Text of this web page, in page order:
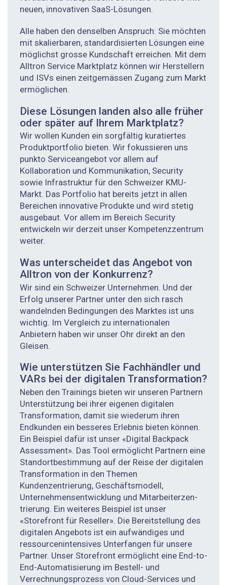
neuen, innovativen SaaS-Lösungen.
Alle haben den denselben Anspruch: Sie möchten
mit skalierbaren, standardisierten Lösungen eine
möglichst grosse Kundschaft erreichen. Mit dem
Alltron Service Marktplatz können wir Herstellern
und ISVs einen zeitgemässen Zugang zum Markt
ermöglichen.
Diese Lösungen landen also alle früher
oder später auf Ihrem Marktplatz?
Wir wollen Kunden ein sorgfältig kuratiertes
Produktportfolio bieten. Wir fokussieren uns
punkto Service­angebot vor allem auf
Kollaboration und Kommunikation, Security
sowie Infrastruktur für den Schweizer KMU-
Markt. Das Portfolio hat bereits jetzt in allen
Bereichen innovative Produkte und wird stetig
ausgebaut. Vor allem im Bereich Security
entwickeln wir derzeit unser Kompetenzzentrum
weiter.
Was unterscheidet das Angebot von
Alltron von der Konkurrenz?
Wir sind ein Schweizer Unternehmen. Und der
Erfolg unserer Partner unter den sich rasch
wandelnden Bedingungen des Marktes ist uns
wichtig. Im Vergleich zu internationalen
Anbietern haben wir unser Ohr direkt an den
Gleisen.
Wie unterstützen Sie Fachhändler und
VARs bei der digitalen Transformation?
Neben den Trainings bieten wir unseren Partnern
Unterstützung bei ihrer eigenen digitalen
Transformation, damit sie wiederum ihren
Endkunden ein besseres Erlebnis bieten können.
Ein Beispiel dafür ist unser «Digital Backpack
Assessment». Das Tool ermöglicht Partnern eine
Standortbestimmung auf der Reise der digitalen
Transformation in den Themen
Kundenzentrierung, Geschäftsmodell,
Unternehmensentwicklung und Mitarbeiterzen­
trierung. Ein weiteres Beispiel ist unser
«Storefront für Reseller». Die Bereitstellung des
digitalen Angebots ist ein aufwändiges und
ressourcenintensives Unterfangen für unsere
Partner. Unser Storefront ermöglicht eine End-to-
End-Automatisierung im Bestell- und
Verrechnungsprozess von Cloud-Services und